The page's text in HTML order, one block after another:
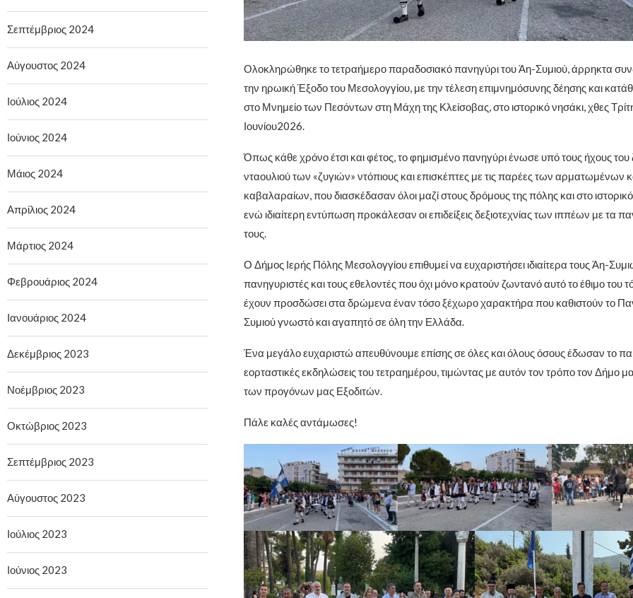
Ολοκληρώθηκε το τετραήμερο παραδοσιακό πανηγύρι του Άη-Συμιού, άρρηκτα
την ηρωική Έξοδο του Μεσολογγίου, με την τέλεση επιμνημόσυνης δέησης και
στο Μνημείο των Πεσόντων στη Μάχη της Κλείσοβας, στο ιστορικό νησάκι, χθες
Ιουνίου2026.
Όπως κάθε χρόνο έτσι και φέτος, το φημισμένο πανηγύρι ένωσε υπό τους ήχους του
νταουλιού των «ζυγιών» ντόπιους και επισκέπτες με τις παρέες των αρματωμένων
καβαλαραίων, που διασκέδασαν όλοι μαζί στους δρόμους της πόλης και στο
ενώ ιδιαίτερη εντύπωση προκάλεσαν οι επιδείξεις δεξιοτεχνίας των ιππέων με τα
τους.
Ο Δήμος Ιερής Πόλης Μεσολογγίου επιθυμεί να ευχαριστήσει ιδιαίτερα τους Άη-
πανηγυριστές και τους εθελοντές που όχι μόνο κρατούν ζωντανό αυτό το έθιμο του
έχουν προσδώσει στα δρώμενα έναν τόσο ξέχωρο χαρακτήρα που καθιστούν το
Συμιού γνωστό και αγαπητό σε όλη την Ελλάδα.
Ένα μεγάλο ευχαριστώ απευθύνουμε επίσης σε όλες και όλους όσους έδωσαν το
εορταστικές εκδηλώσεις του τετραημέρου, τιμώντας με αυτόν τον τρόπο τον Δήμο
των προγόνων μας Εξοδιτών.
Πάλε καλές αντάμωσες!
Σεπτέμβριος 2024
Αύγουστος 2024
Ιούλιος 2024
Ιούνιος 2024
Μάιος 2024
Απρίλιος 2024
Μάρτιος 2024
Φεβρουάριος 2024
Ιανουάριος 2024
Δεκέμβριος 2023
Νοέμβριος 2023
Οκτώβριος 2023
Σεπτέμβριος 2023
Αύγουστος 2023
Ιούλιος 2023
Ιούνιος 2023